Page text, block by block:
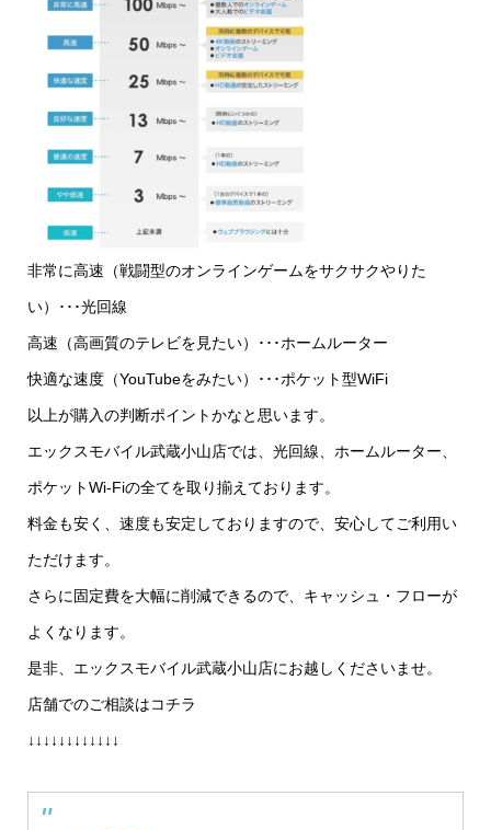
非常に高速（戦闘型のオンラインゲームをサクサクやりた
い）･･･光回線
高速（高画質のテレビを見たい）･･･ホームルーター
快適な速度（YouTubeをみたい）･･･ポケット型WiFi
以上が購入の判断ポイントかなと思います。
エックスモバイル武蔵小山店では、光回線、ホームルーター、
ポケットWi-Fiの全てを取り揃えております。
料金も安く、速度も安定しておりますので、安心してご利用い
ただけます。
さらに固定費を大幅に削減できるので、キャッシュ・フローが
よくなります。
是非、エックスモバイル武蔵小山店にお越しくださいませ。
店舗でのご相談はコチラ
↓↓↓↓↓↓↓↓↓↓↓↓